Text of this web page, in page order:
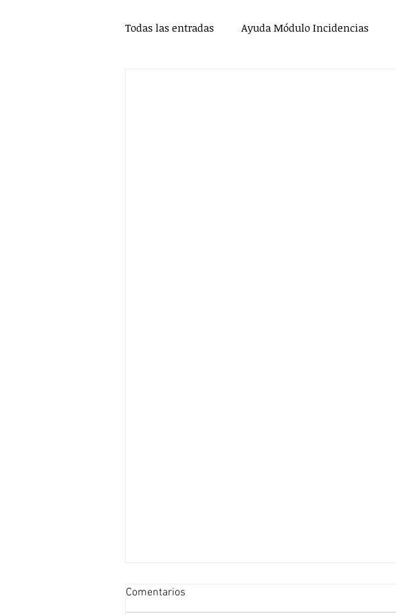
Todas las entradas Ayuda Módulo Incidencias
Comentarios